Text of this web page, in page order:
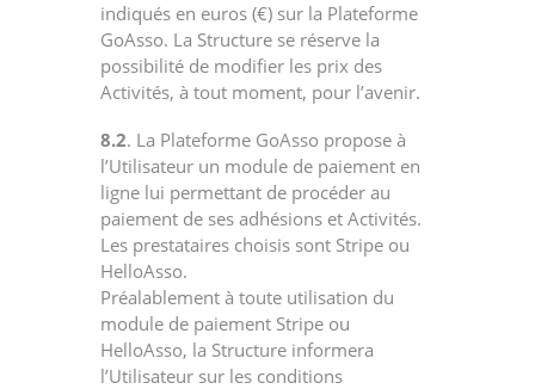
indiqués en euros (€) sur la Plateforme
GoAsso. La Structure se réserve la
possibilité de modifier les prix des
Activités, à tout moment, pour l’avenir.
8.2. La Plateforme GoAsso propose à
l’Utilisateur un module de paiement en
ligne lui permettant de procéder au
paiement de ses adhésions et Activités.
Les prestataires choisis sont Stripe ou
HelloAsso.
Préalablement à toute utilisation du
module de paiement Stripe ou
HelloAsso, la Structure informera
l’Utilisateur sur les conditions